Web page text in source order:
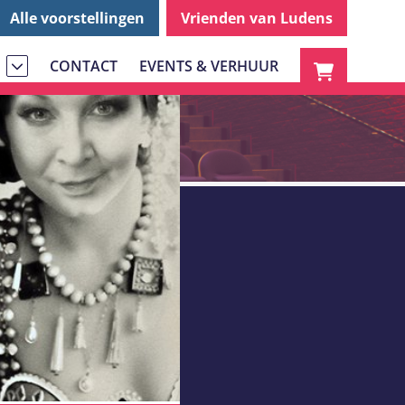
Alle voorstellingen Vrienden van Ludens
CONTACT EVENTS & VERHUUR